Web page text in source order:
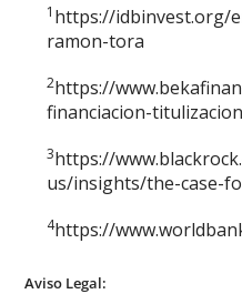
1 https://idbinvest.org/
ramon-tora
2https://
financiacion-titulizacion
3https://
us/insights/the-case-
4https://
Aviso Legal: